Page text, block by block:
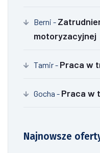
Berni -
motoryzacyjnej
Tamir- Praca w
Gocha - Praca w
Najnowsze